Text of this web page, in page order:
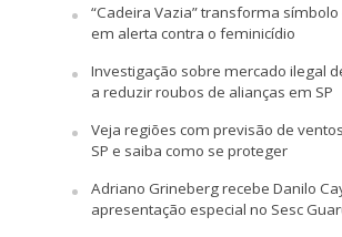
“Cadeira Vazia” transforma
em alerta contra o feminicídio
Investigação sobre mercado ilegal
a reduzir roubos de alianças em SP
Veja regiões com previsão de
SP e saiba como se proteger
Adriano Grineberg recebe Danilo
apresentação especial no Sesc